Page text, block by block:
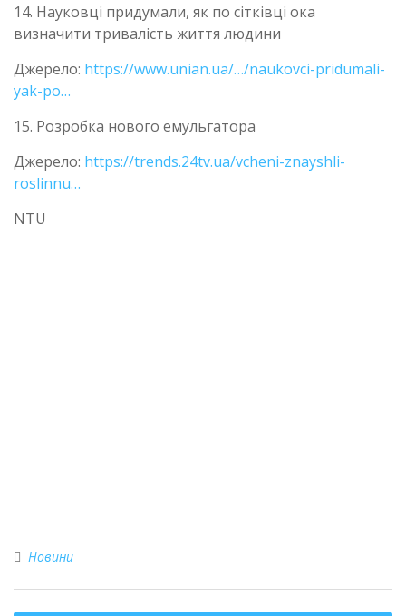
14. Науковці придумали, як по сітківці ока
визначити тривалість життя людини
Джерело: https://www.unian.ua/…/naukovci-pridumali-
yak-po…
15. Розробка нового емульгатора
Джерело: https://trends.24tv.ua/vcheni-znayshli-
roslinnu…
NTU
Новини